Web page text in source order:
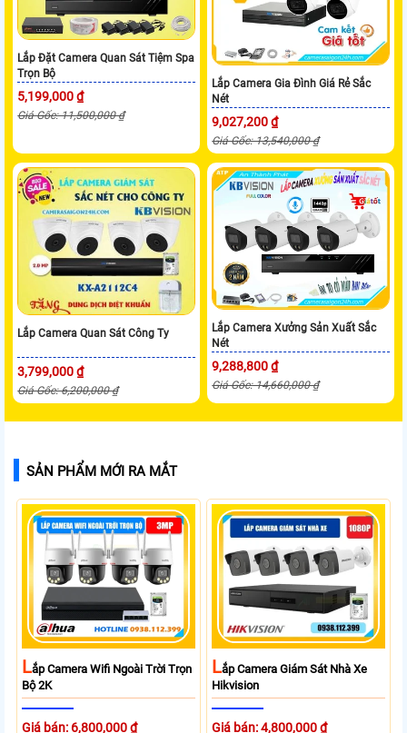
Lắp Đặt Camera Quan Sát Tiệm Spa
Trọn Bộ
5,199,000 ₫
Giá Gốc: 11,500,000 ₫
Lắp Camera Gia Đình Giá Rẻ Sắc
Nét
9,027,200 ₫
Giá Gốc: 13,540,000 ₫
Lắp Camera Quan Sát Công Ty
3,799,000 ₫
Giá Gốc: 6,200,000 ₫
Lắp Camera Xưởng Sản Xuất Sắc
Nét
9,288,800 ₫
Giá Gốc: 14,660,000 ₫
SẢN PHẨM MỚI RA MẮT
LẮp Camera Wifi Ngoài Trời Trọn
Bộ 2K
Giá bán: 6,800,000 ₫
LẮp Camera Giám Sát Nhà Xe
Hikvision
Giá bán: 4,800,000 ₫